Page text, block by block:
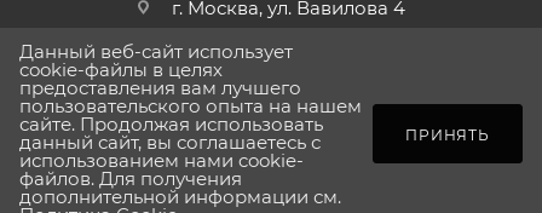
ПОД ЗАКАЗ
г. Москва, ул. Вавилова 4
2026 © Сделано в direct-delivery.ru
Данный веб-сайт использует
cookie-файлы в целях
предоставления вам лучшего
пользовательского опыта на нашем
сайте. Продолжая использовать
данный сайт, вы соглашаетесь с
использованием нами cookie-
файлов. Для получения
дополнительной информации см.
ПРИНЯТЬ